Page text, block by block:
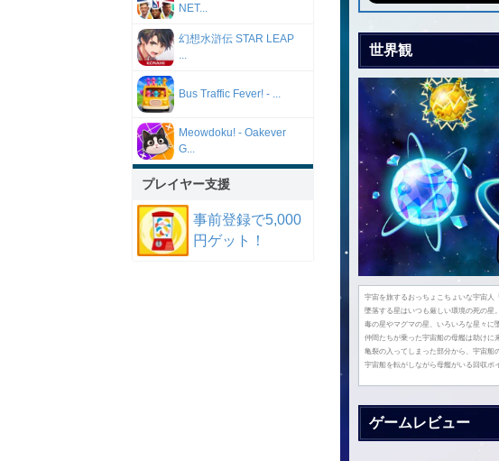
NET...
幻想水滸伝 STAR LEAP
...
Bus Traffic Fever! - ...
Meowdoku! - Oakever
G...
プレイヤー支援
事前登録で5,000
円ゲット！
世界観
宇宙を旅するおっちょこちょいな宇宙人
墜落する星はいつも厳しい環境の死の星
毒の星やマグマの星、いろいろな星々に
仲間たちが乗った宇宙船の母艦は助けに
亀裂の入ってしまった部分から、宇宙船
宇宙船を転がしながら母艦がいる回収ポ
ゲームレビュー